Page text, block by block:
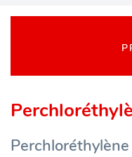
CERCA NEL SITO